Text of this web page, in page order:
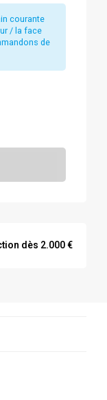
courante
/ la face
de
dès 2.000 €